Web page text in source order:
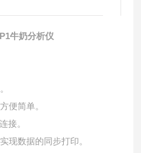
牛奶分析仪
便简单。
接。
现数据的同步打印。